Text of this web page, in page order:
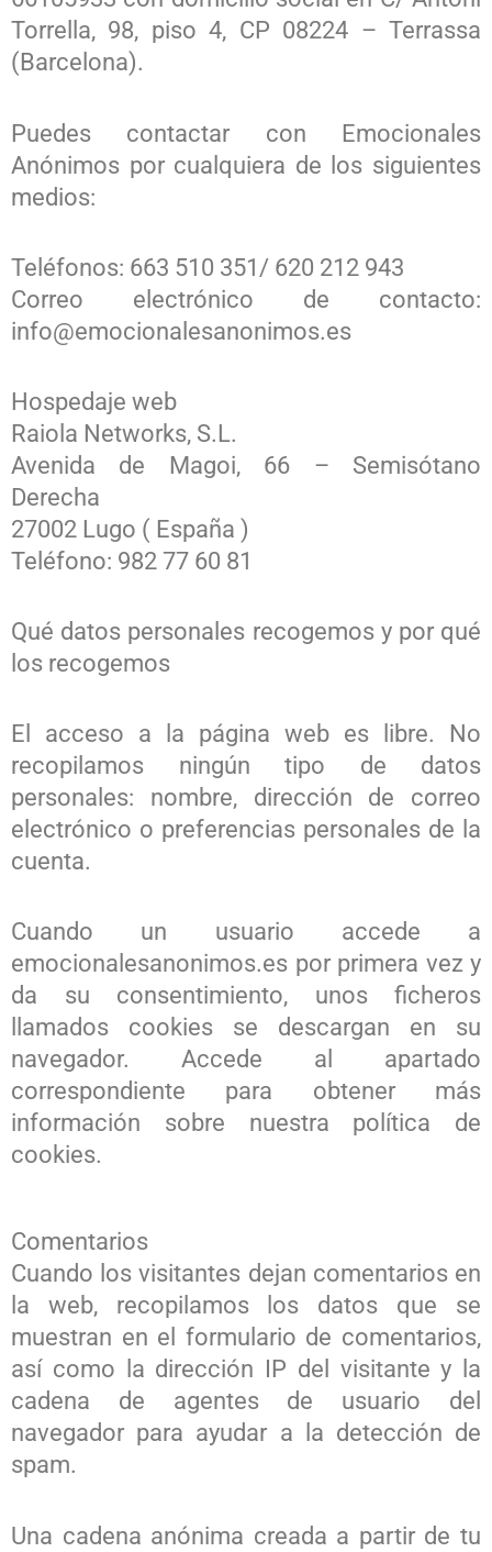
Torrella, 98, piso 4, CP 08224 – Terrassa
(Barcelona).
Puedes contactar con Emocionales
Anónimos por cualquiera de los siguientes
medios:
Teléfonos: 663 510 351/ 620 212 943
Correo electrónico de contacto:
info@emocionalesanonimos.es
Hospedaje web
Raiola Networks, S.L.
Avenida de Magoi, 66 – Semisótano
Derecha
27002 Lugo ( España )
Teléfono: 982 77 60 81
Qué datos personales recogemos y por qué
los recogemos
El acceso a la página web es libre. No
recopilamos ningún tipo de datos
personales: nombre, dirección de correo
electrónico o preferencias personales de la
cuenta.
Cuando un usuario accede a
emocionalesanonimos.es por primera vez y
da su consentimiento, unos ficheros
llamados cookies se descargan en su
navegador. Accede al apartado
correspondiente para obtener más
información sobre nuestra política de
cookies.
Comentarios
Cuando los visitantes dejan comentarios en
la web, recopilamos los datos que se
muestran en el formulario de comentarios,
así como la dirección IP del visitante y la
cadena de agentes de usuario del
navegador para ayudar a la detección de
spam.
Una cadena anónima creada a partir de tu